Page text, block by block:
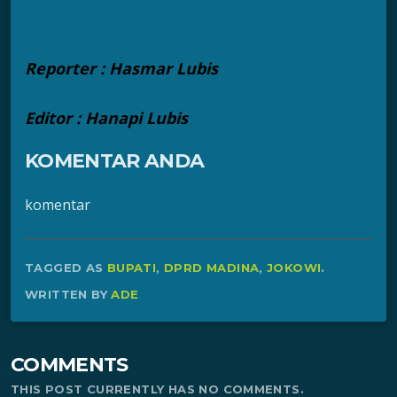
Reporter : Hasmar Lubis
Editor : Hanapi Lubis
KOMENTAR ANDA
komentar
TAGGED AS BUPATI, DPRD MADINA,JOKOWI.
WRITTEN BYADE
COMMENTS
THIS POST CURRENTLY HAS NO COMMENTS.